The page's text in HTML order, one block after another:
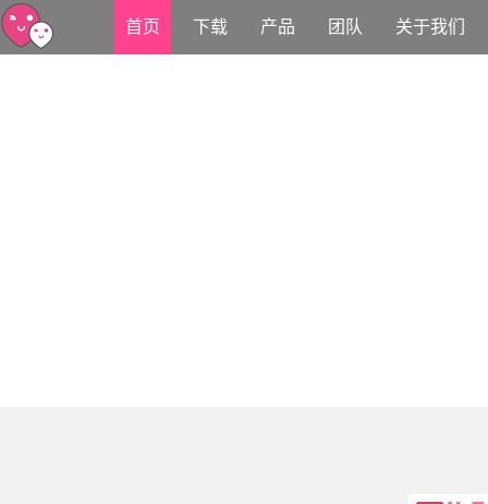
首页 下载 产品 团队 关于我们